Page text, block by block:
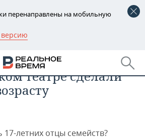
перенаправлены на мобильную
— в
театре сделали
летних отцы семейств?